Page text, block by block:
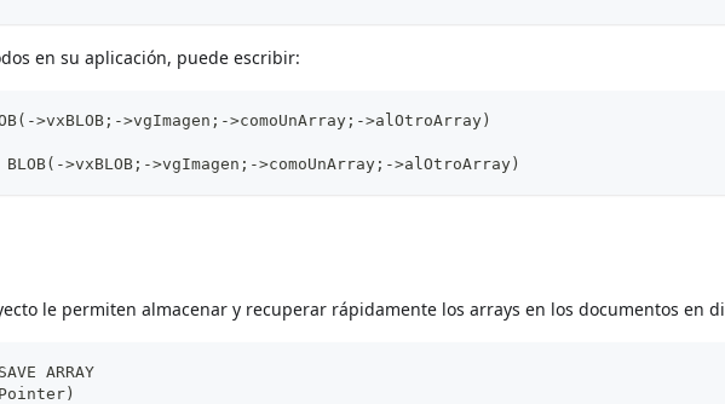
en su aplicación, puede escribir:
>vxBLOB;->vgImagen;->comoUnArray;->alOtroArray)
BLOB(->vxBLOB;->vgImagen;->comoUnArray;->alOtroArray)
le permiten almacenar y recuperar rápidamente los arrays en los documentos en
ARRAY